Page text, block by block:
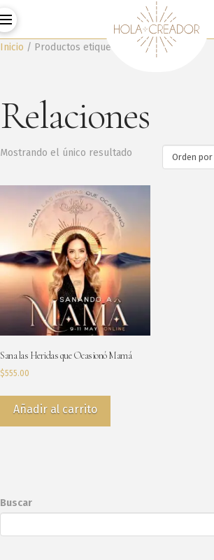
Inicio / Productos etiquetados “Relaciones”
Relaciones
Mostrando el único resultado
Sana las Heridas que Ocasionó Mamá
$555.00
Añadir al carrito
Buscar